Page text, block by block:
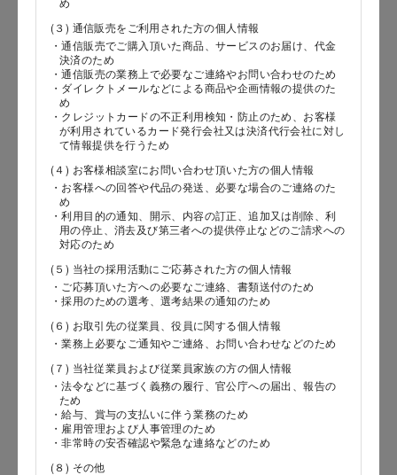
(３) 通信販売をご利用された方の個人情報
・通信販売でご購入頂いた商品、サービスのお届け、代金
決済のため
・通信販売の業務上で必要なご連絡やお問い合わせのため
・ダイレクトメールなどによる商品や企画情報の提供のた
め
・クレジットカードの不正利用検知・防止のため、お客様
が利用されているカード発行会社又は決済代行会社に対し
て情報提供を行うため
(４) お客様相談室にお問い合わせ頂いた方の個人情報
・お客様への回答や代品の発送、必要な場合のご連絡のた
め
・利用目的の通知、開示、内容の訂正、追加又は削除、利
用の停止、消去及び第三者への提供停止などのご請求への
対応のため
(５) 当社の採用活動にご応募された方の個人情報
・ご応募頂いた方への必要なご連絡、書類送付のため
・採用のための選考、選考結果の通知のため
(６) お取引先の従業員、役員に関する個人情報
・業務上必要なご通知やご連絡、お問い合わせなどのため
(７) 当社従業員および従業員家族の方の個人情報
・法令などに基づく義務の履行、官公庁への届出、報告の
ため
・給与、賞与の支払いに伴う業務のため
・雇用管理および人事管理のため
・非常時の安否確認や緊急な連絡などのため
(８) その他
（全角で入力してください）
電話番号
メールアドレス
郵便番号
都道府県
市区郡